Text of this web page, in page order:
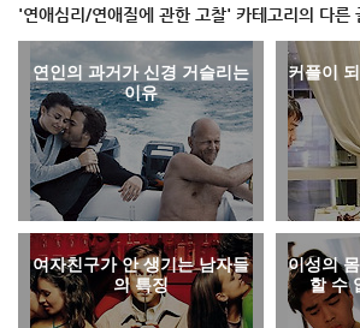
'연애심리/연애질에 관한 고찰' 카테고리의 다른
연인의 과거가 신경 거슬리는
이유
커플이
여자친구가 안 생기는 남자들
의 특징
이성의
할 수